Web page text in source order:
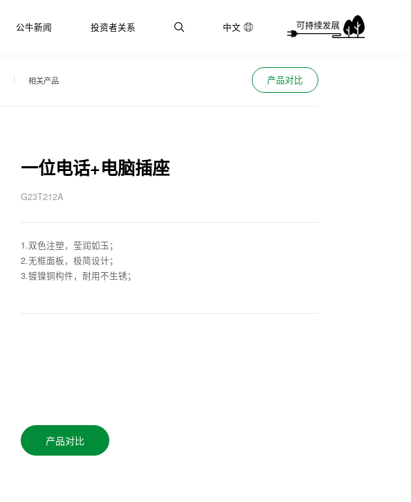
公牛新闻 投资者关系 中文
相关产品 产品对比
一位电话+电脑插座
G23T212A
1.双色注塑，莹润如玉；
2.无框面板，极简设计；
3.镀镍铜构件，耐用不生锈；
产品对比